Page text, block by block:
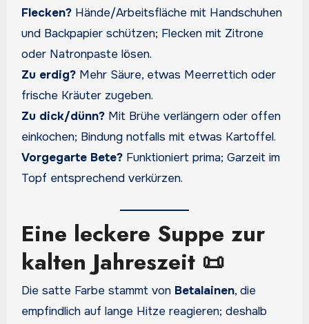
Flecken?Hände/Arbeitsfläche mit Handschuhen
und Backpapier schützen; Flecken mit Zitrone
oder Natronpaste lösen.
Zu erdig?Mehr Säure, etwas Meerrettich oder
frische Kräuter zugeben.
Zu dick/dünn?Mit Brühe verlängern oder offen
einkochen; Bindung notfalls mit etwas Kartoffel.
Vorgegarte Bete?Funktioniert prima; Garzeit im
Topf entsprechend verkürzen.
Eine leckere Suppe zur
kalten Jahreszeit 📜
Die satte Farbe stammt von Betalainen, die
empfindlich auf lange Hitze reagieren; deshalb